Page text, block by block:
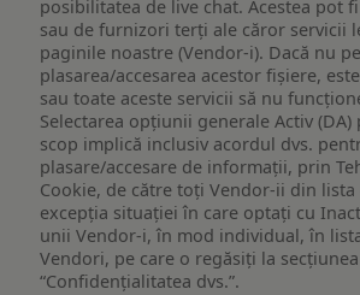
posibilitatea de live chat. Acestea pot
sau de furnizori terți ale căror servicii
paginile noastre (Vendor-i). Dacă nu
plasarea/accesarea acestor fișiere,
sau toate aceste servicii să nu
Selectarea opțiunii generale Activ (DA)
scop implică inclusiv acordul dvs.
plasare/accesare de informații, prin
Cookie, de către toți Vendor-ii din lista
excepția situației în care optați cu
unii Vendor-i, în mod individual, în
Vendori, pe care o regăsiți la secțiunea
“Confidențialitatea dvs.”.